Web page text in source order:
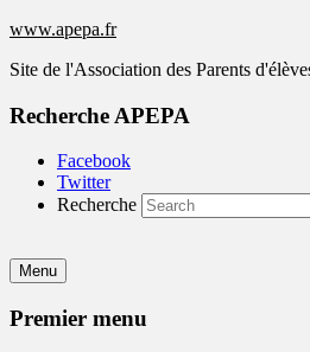
www.apepa.fr
Site de l'Association des Parents
Recherche APEPA
Facebook
Twitter
Recherche
Menu
Premier menu